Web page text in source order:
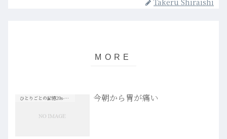
Takeru Shiraishi
ひとりごとの記憶20s-30s 今朝から胃が痛い